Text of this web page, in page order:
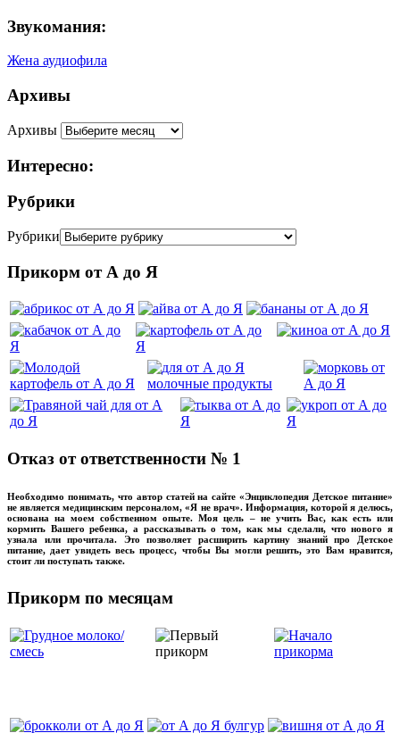
Звукомания:
Жена аудиофила
Архивы
Архивы
Интересно:
Рубрики
Рубрики
Прикорм от А до Я
Отказ от ответственности № 1
Необходимо понимать, что автор статей на сайте «Энциклопедия Детское питание»
не является медицинским персоналом, «Я не врач». Информация, которой я делюсь,
основана на моем собственном опыте. Моя цель – не учить Вас, как есть или
кормить Вашего ребенка, а рассказывать о том, как мы сделали, что нового я
узнала или прочитала. Это позволяет расширить картину знаний про Детское
питание, дает увидеть весь процесс, чтобы Вы могли решить, это Вам нравится,
стоит ли поступать также.
Прикорм по месяцам